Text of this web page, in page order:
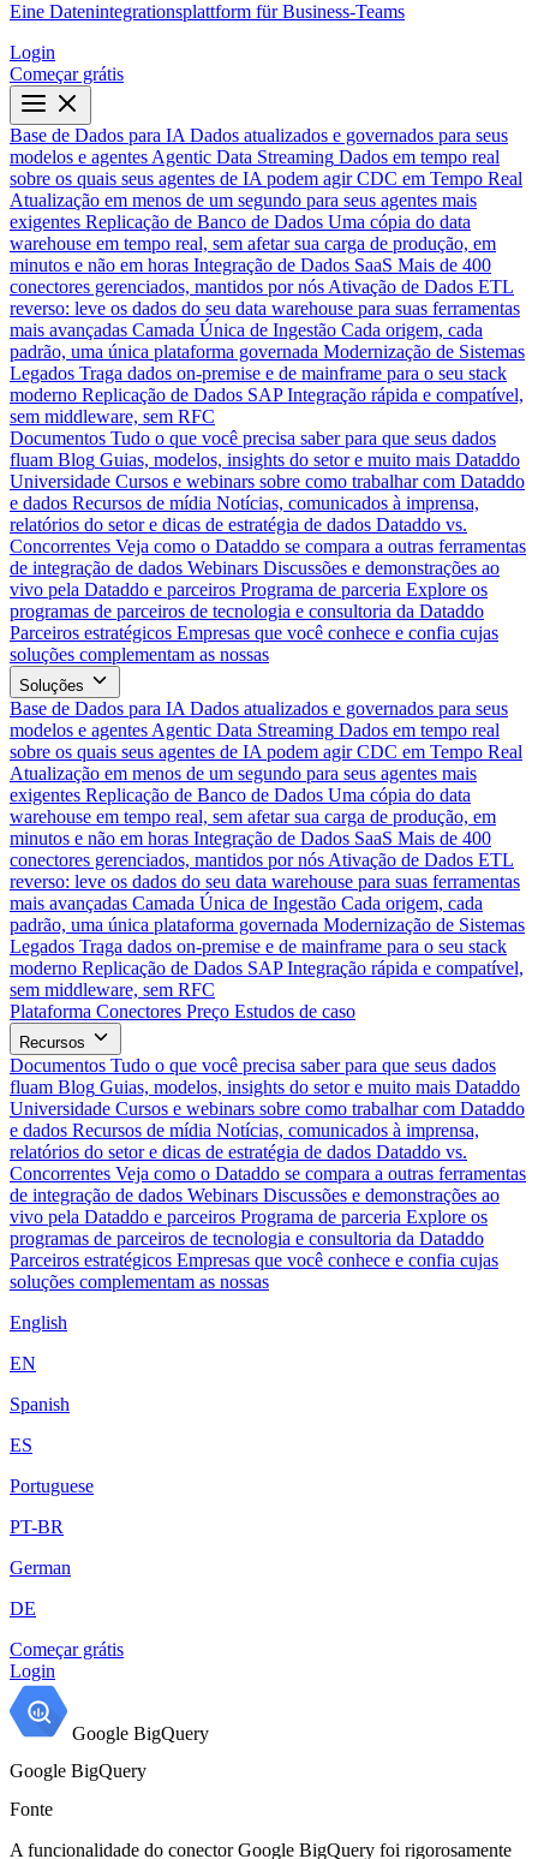
Eine Datenintegrationsplattform für Business-Teams
Login
Começar grátis
Base de Dados para IA Dados atualizados e governados para seus
modelos e agentes Agentic Data Streaming Dados em tempo real
sobre os quais seus agentes de IA podem agir CDC em Tempo Real
Atualização em menos de um segundo para seus agentes mais
exigentes Replicação de Banco de Dados Uma cópia do data
warehouse em tempo real, sem afetar sua carga de produção, em
minutos e não em horas Integração de Dados SaaS Mais de 400
conectores gerenciados, mantidos por nós Ativação de Dados ETL
reverso: leve os dados do seu data warehouse para suas ferramentas
mais avançadas Camada Única de Ingestão Cada origem, cada
padrão, uma única plataforma governada Modernização de Sistemas
Legados Traga dados on-premise e de mainframe para o seu stack
moderno Replicação de Dados SAP Integração rápida e compatível,
sem middleware, sem RFC
Documentos Tudo o que você precisa saber para que seus dados
fluam Blog Guias, modelos, insights do setor e muito mais Dataddo
Universidade Cursos e webinars sobre como trabalhar com Dataddo
e dados Recursos de mídia Notícias, comunicados à imprensa,
relatórios do setor e dicas de estratégia de dados Dataddo vs.
Concorrentes Veja como o Dataddo se compara a outras ferramentas
de integração de dados Webinars Discussões e demonstrações ao
vivo pela Dataddo e parceiros Programa de parceria Explore os
programas de parceiros de tecnologia e consultoria da Dataddo
Parceiros estratégicos Empresas que você conhece e confia cujas
soluções complementam as nossas
Soluções
Base de Dados para IA Dados atualizados e governados para seus
modelos e agentes Agentic Data Streaming Dados em tempo real
sobre os quais seus agentes de IA podem agir CDC em Tempo Real
Atualização em menos de um segundo para seus agentes mais
exigentes Replicação de Banco de Dados Uma cópia do data
warehouse em tempo real, sem afetar sua carga de produção, em
minutos e não em horas Integração de Dados SaaS Mais de 400
conectores gerenciados, mantidos por nós Ativação de Dados ETL
reverso: leve os dados do seu data warehouse para suas ferramentas
mais avançadas Camada Única de Ingestão Cada origem, cada
padrão, uma única plataforma governada Modernização de Sistemas
Legados Traga dados on-premise e de mainframe para o seu stack
moderno Replicação de Dados SAP Integração rápida e compatível,
sem middleware, sem RFC
Plataforma Conectores Preço Estudos de caso
Recursos
Documentos Tudo o que você precisa saber para que seus dados
fluam Blog Guias, modelos, insights do setor e muito mais Dataddo
Universidade Cursos e webinars sobre como trabalhar com Dataddo
e dados Recursos de mídia Notícias, comunicados à imprensa,
relatórios do setor e dicas de estratégia de dados Dataddo vs.
Concorrentes Veja como o Dataddo se compara a outras ferramentas
de integração de dados Webinars Discussões e demonstrações ao
vivo pela Dataddo e parceiros Programa de parceria Explore os
programas de parceiros de tecnologia e consultoria da Dataddo
Parceiros estratégicos Empresas que você conhece e confia cujas
soluções complementam as nossas
English
EN
Spanish
ES
Portuguese
PT-BR
German
DE
Começar grátis
Login
Google BigQuery
Google BigQuery
Fonte
A funcionalidade do conector Google BigQuery foi rigorosamente